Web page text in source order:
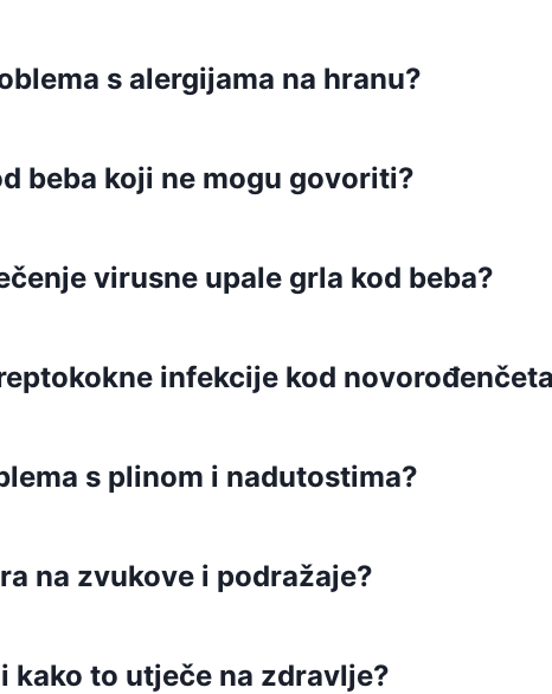
s alergijama na hranu?
beba koji ne mogu govoriti?
virusne upale grla kod beba?
infekcije kod
s plinom i nadutostima?
na zvukove i podražaje?
kako to utječe na zdravlje?